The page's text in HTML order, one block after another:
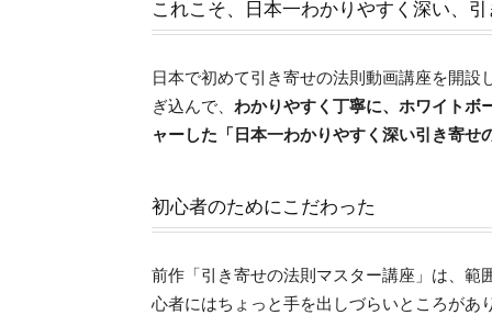
これこそ、日本一わかりやすく深い、
日本で初めて引き寄せの法則動画講座を開
ぎ込んで、 わかりやすく丁寧に、ホワイトボ
ャーした「日本一わかりやすく深い引き寄せ
初心者のためにこだわった
前作「引き寄せの法則マスター講座」は、範
心者にはちょっと手を出しづらいところがあ